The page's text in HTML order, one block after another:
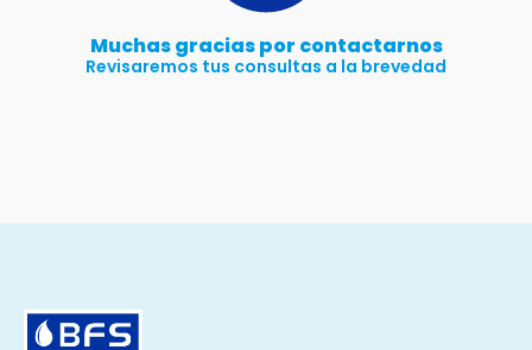
Muchas gracias por contactarnos
Revisaremos tus consultas a la brevedad